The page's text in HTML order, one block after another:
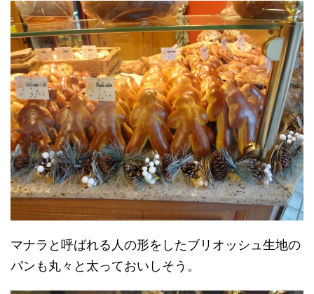
マナラと呼ばれる人の形をしたブリオッシュ生地の
パンも丸々と太っておいしそう。